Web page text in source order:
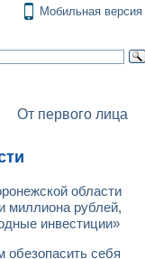
Мобильная версия
От первого лица
области
миллиона рублей,
инвестиции»
обезопасить себя